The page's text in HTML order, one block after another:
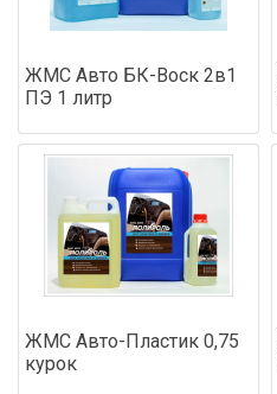
ЖМС Авто БК-Воск 2в1
ПЭ 1 литр
ЖМС Авто-Пластик 0,75
курок